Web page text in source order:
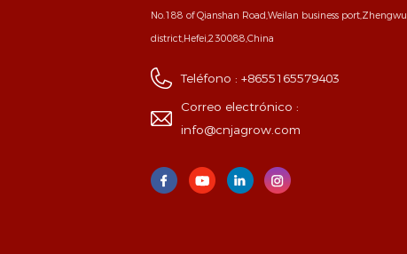
No.188 of Qianshan Road,Weilan business port,Zhengwu
district,Hefei,230088,China
Teléfono :+8655165579403
Correo electrónico :
info@cnjagrow.com